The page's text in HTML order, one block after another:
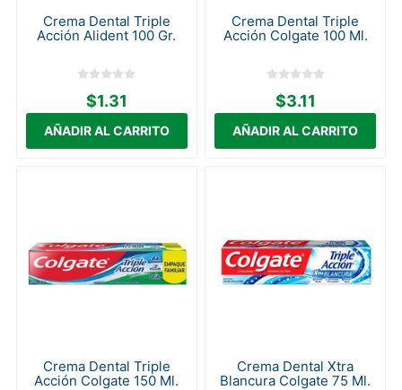
Crema Dental Triple
Acción Alident 100 Gr.
$1.31
Crema Dental Triple
Acción Colgate 100 Ml.
$3.11
Crema Dental Triple
Acción Colgate 150 Ml.
Crema Dental Xtra
Blancura Colgate 75 Ml.